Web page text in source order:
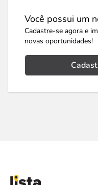
Você possui um
Cadastre-se agora e
novas oportunidades!